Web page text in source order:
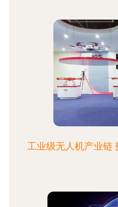
工业级无人机产业链